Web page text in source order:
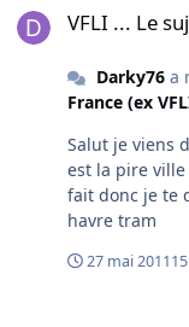
VFLI ... Le
Darky76a
France (ex
Salut je viens de Rouen et je peut te dire que le Havre
est la pire
fait donc je te
havre tram
27 mai 2011